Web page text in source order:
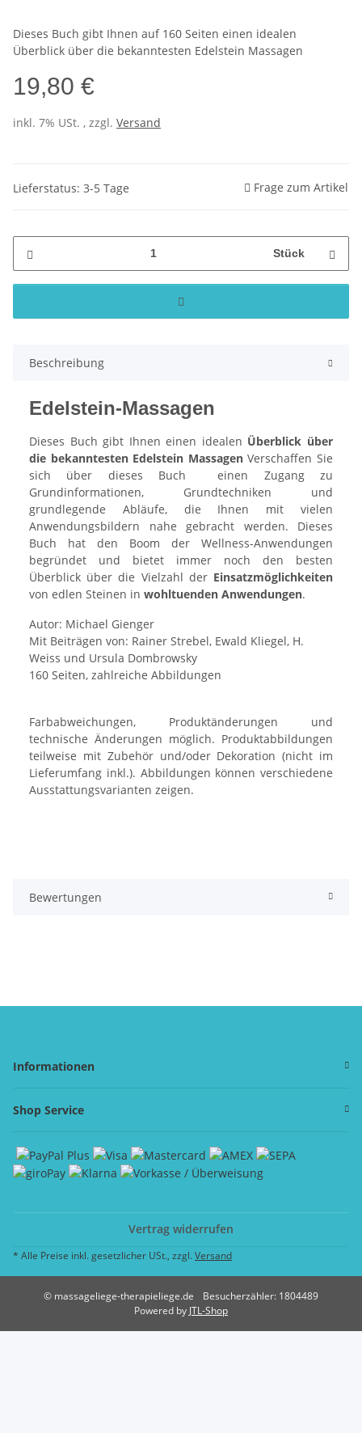
Dieses Buch gibt Ihnen auf 160 Seiten einen idealen
Überblick über die bekanntesten Edelstein Massagen
19,80 €
inkl. 7% USt. , zzgl. Versand
Lieferstatus: 3-5 Tage Frage zum Artikel
Stück
Beschreibung
Edelstein-Massagen
Dieses Buch gibt Ihnen einen idealen Überblick über
die bekanntesten Edelstein MassagenVerschaffen Sie
sich über dieses Buch einen Zugang zu
Grundinformationen, Grundtechniken und
grundlegende Abläufe, die Ihnen mit vielen
Anwendungsbildern nahe gebracht werden. Dieses
Buch hat den Boom der Wellness-Anwendungen
begründet und bietet immer noch den besten
Überblick über die Vielzahl der Einsatzmöglichkeiten
von edlen Steinen in wohltuenden Anwendungen.
Autor: Michael Gienger
Mit Beiträgen von: Rainer Strebel, Ewald Kliegel, H.
Weiss und Ursula Dombrowsky
160 Seiten, zahlreiche Abbildungen
Farbabweichungen, Produktänderungen und
technische Änderungen möglich. Produktabbildungen
teilweise mit Zubehör und/oder Dekoration (nicht im
Lieferumfang inkl.). Abbildungen können verschiedene
Ausstattungsvarianten zeigen.
Bewertungen
Informationen
Shop Service
Vertrag widerrufen
* Alle Preise inkl. gesetzlicher USt., zzgl.Versand
© massageliege-therapieliege.de
Besucherzähler: 1804489
Powered by JTL-Shop